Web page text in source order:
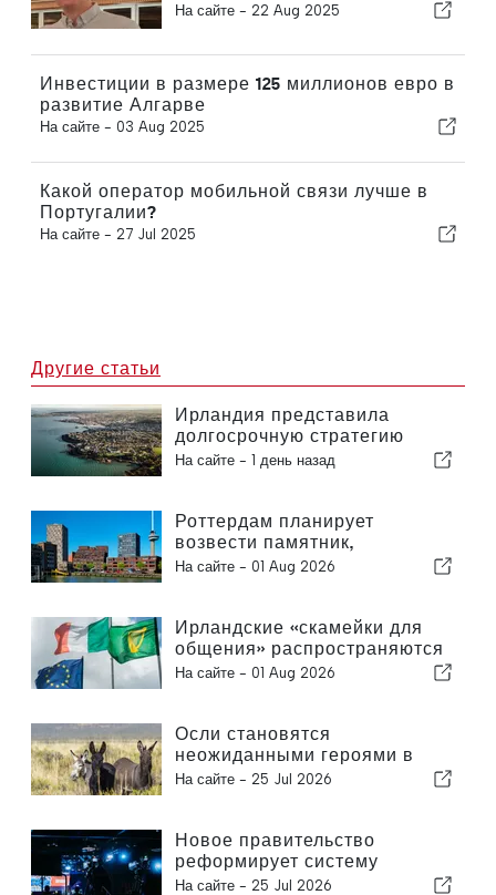
На сайте - 22 Aug 2025
Инвестиции в размере 125 миллионов евро в
развитие Алгарве
На сайте - 03 Aug 2025
Какой оператор мобильной связи лучше в
Португалии?
На сайте - 27 Jul 2025
Другие статьи
Ирландия представила
долгосрочную стратегию
развития туризма
На сайте - 1 день назад
Роттердам планирует
возвести памятник,
посвященный экологичным
На сайте - 01 Aug 2026
Ирландские «скамейки для
общения» распространяются
по всей стране
На сайте - 01 Aug 2026
Осли становятся
неожиданными героями в
борьбе с лесными пожарами
На сайте - 25 Jul 2026
Новое правительство
реформирует систему
общественного вещания
На сайте - 25 Jul 2026